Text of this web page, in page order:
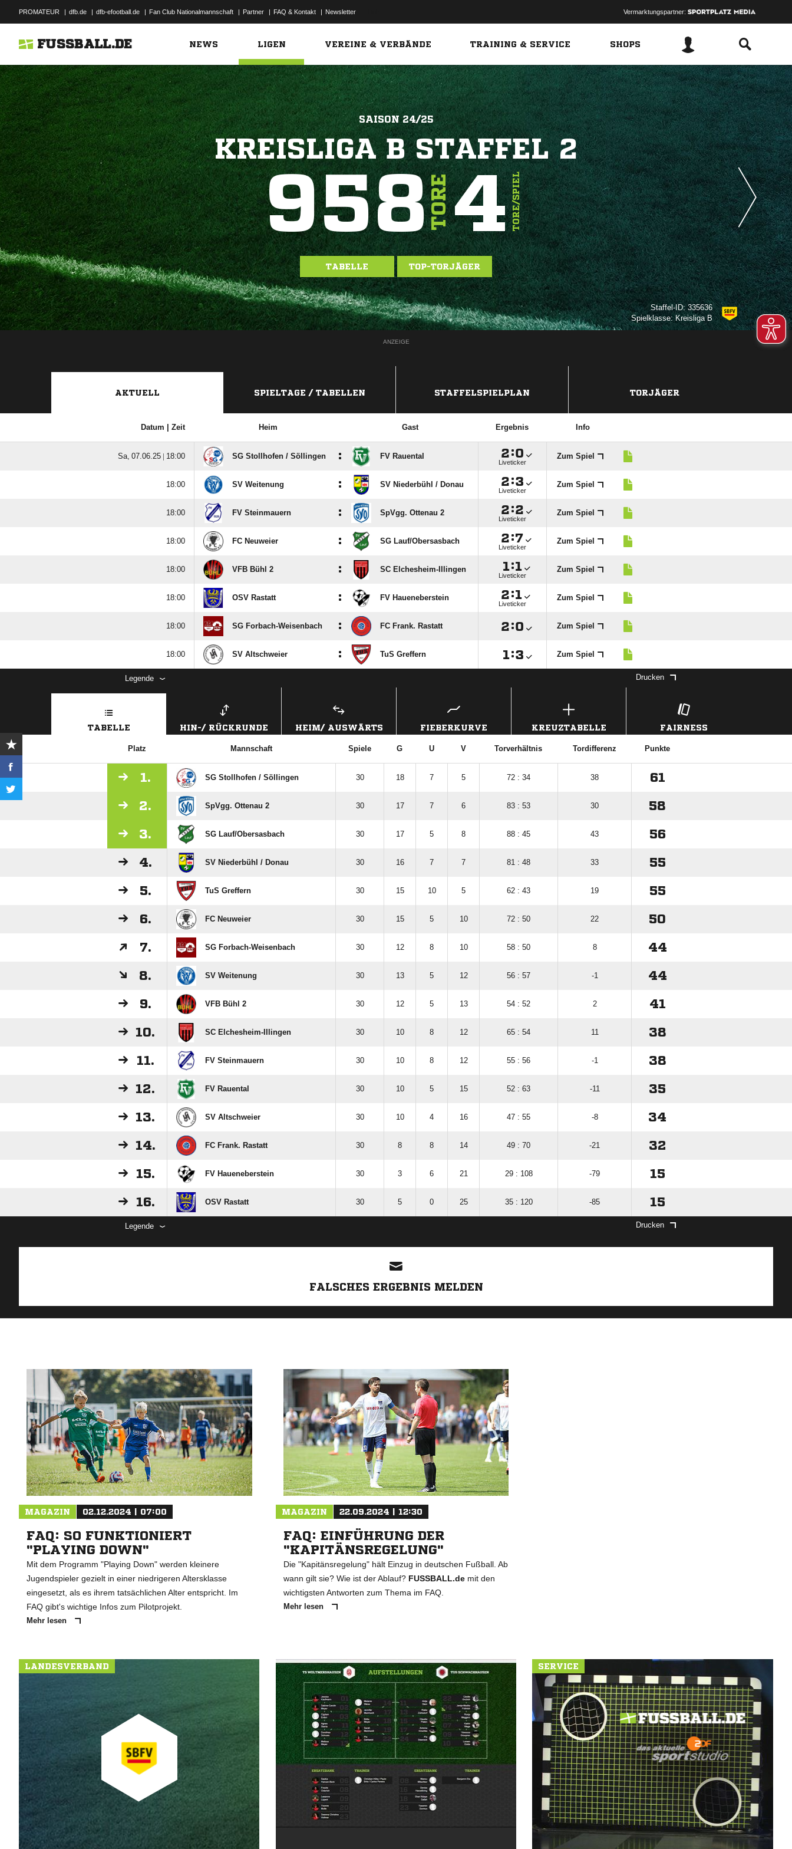
PROMATEUR | dfb.de | dfb-efootball.de | Fan Club Nationalmannschaft | Partner | FAQ & Kontakt | Newsletter Vermarktungspartner:
FUSSBALL.DE NEWS LIGEN VEREINE & VERBÄNDE TRAINING & SERVICE SHOPS
SAISON 24/25
KREISLIGA B STAFFEL 2
958TORE4TORE/SPIEL
TABELLE TOP-TORJÄGER
Staffel-ID: 335636
Spielklasse: Kreisliga B
ANZEIGE
AKTUELL SPIELTAGE / TABELLEN STAFFELSPIELPLAN TORJÄGER
Datum | Zeit Heim Gast Ergebnis Info
  |  SG Stollhofen /​ Söllingen : FV Rauental :
Liveticker
Zum Spiel
 SV Weitenung : SV Niederbühl /​ Donau :
Liveticker
Zum Spiel
 FV Steinmauern : SpVgg. Ottenau 2 :
Liveticker
Zum Spiel
 FC Neuweier : SG Lauf/​Obersasbach :
Liveticker
Zum Spiel
 VFB Bühl 2 : SC Elchesheim-Illingen :
Liveticker
Zum Spiel
 OSV Rastatt : FV Haueneberstein :
Liveticker
Zum Spiel
 SG Forbach-Weisenbach : FC Frank. Rastatt : Zum Spiel
 SV Altschweier : TuS Greffern : Zum Spiel
Legende Drucken
TABELLE HIN-/ RÜCKRUNDE HEIM/ AUSWÄRTS FIEBERKURVE KREUZTABELLE FAIRNESS
Platz Mannschaft Spiele G U V Torverhältnis Tordifferenz Punkte
1. SG Stollhofen /​ Söllingen 30 18 7 5 72 : 34 38 61
2. SpVgg. Ottenau 2 30 17 7 6 83 : 53 30 58
3. SG Lauf/​Obersasbach 30 17 5 8 88 : 45 43 56
4. SV Niederbühl /​ Donau 30 16 7 7 81 : 48 33 55
5. TuS Greffern 30 15 10 5 62 : 43 19 55
6. FC Neuweier 30 15 5 10 72 : 50 22 50
7. SG Forbach-Weisenbach 30 12 8 10 58 : 50 8 44
8. SV Weitenung 30 13 5 12 56 : 57 -1 44
9. VFB Bühl 2 30 12 5 13 54 : 52 2 41
10. SC Elchesheim-Illingen 30 10 8 12 65 : 54 11 38
11. FV Steinmauern 30 10 8 12 55 : 56 -1 38
12. FV Rauental 30 10 5 15 52 : 63 -11 35
13. SV Altschweier 30 10 4 16 47 : 55 -8 34
14. FC Frank. Rastatt 30 8 8 14 49 : 70 -21 32
15. FV Haueneberstein 30 3 6 21 29 : 108 -79 15
16. OSV Rastatt 30 5 0 25 35 : 120 -85 15
Legende Drucken
FALSCHES ERGEBNIS MELDEN
MAGAZIN 02.12.2024 | 07:00
FAQ: SO FUNKTIONIERT
"PLAYING DOWN"
Mit dem Programm "Playing Down" werden kleinere
Jugendspieler gezielt in einer niedrigeren Altersklasse
eingesetzt, als es ihrem tatsächlichen Alter entspricht. Im
FAQ gibt's wichtige Infos zum Pilotprojekt.
Mehr lesen
MAGAZIN 22.09.2024 | 12:30
FAQ: EINFÜHRUNG DER
"KAPITÄNSREGELUNG"
Die "Kapitänsregelung" hält Einzug in deutschen Fußball. Ab
wann gilt sie? Wie ist der Ablauf? FUSSBALL.demit den
wichtigsten Antworten zum Thema im FAQ.
Mehr lesen
LANDESVERBAND SERVICE